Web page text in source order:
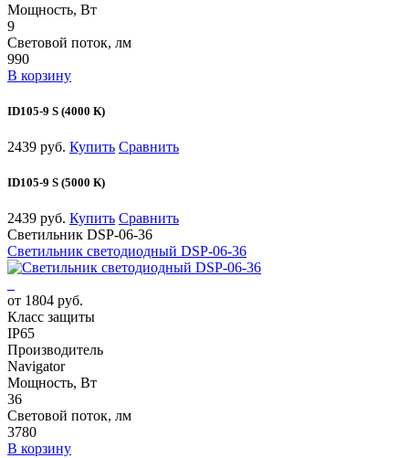
Мощность, Вт
9
Световой поток, лм
990
В корзину
ID105-9 S (4000 К)
2439 руб. Купить Сравнить
ID105-9 S (5000 К)
2439 руб. Купить Сравнить
Светильник DSP-06-36
Светильник светодиодный DSP-06-36
от 1804 руб.
Класс защиты
IP65
Производитель
Navigator
Мощность, Вт
36
Световой поток, лм
3780
В корзину